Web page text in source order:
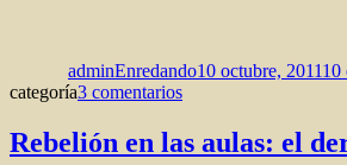
adminEnredando10 octubre, 201110
categoría3 comentariosen
Rebelión en las aulas: el